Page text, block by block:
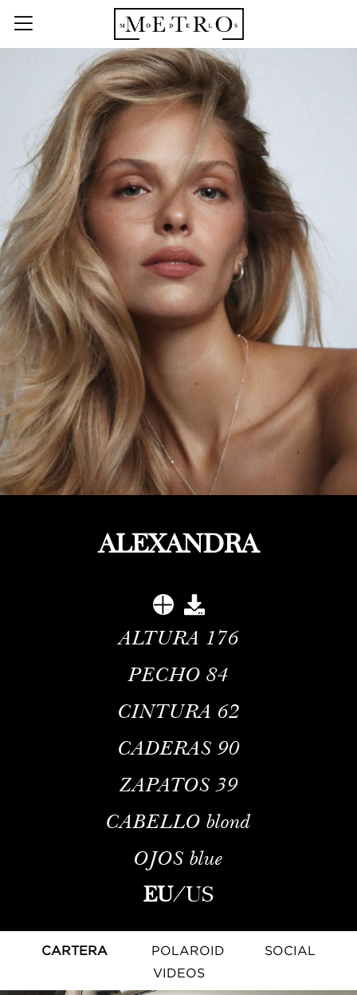
ALEXANDRA
ALTURA 176
PECHO 84
CINTURA 62
CADERAS 90
ZAPATOS39
CABELLO blond
OJOS blue
EU/US
CARTERA POLAROID
SOCIAL
VIDEOS